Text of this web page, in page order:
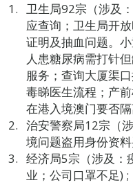
卫生局92宗（涉及
应查询；卫生局开
证明及抽血问题。
人患糖尿病需打针
服务；查询大厦渠
毒睇医生流程；产
在港入境澳门要否
治安警察局12宗（
境问题盗用身份资料
经济局5宗（涉及：
业；公司口罩不足) ;